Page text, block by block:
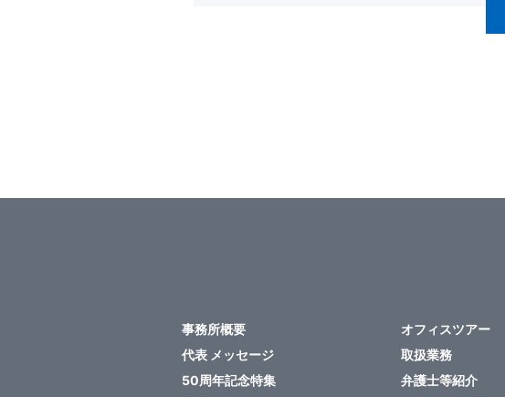
事務所概要
代表 メッセージ
50周年記念特集
オフィスツアー
取扱業務
弁護士等紹介